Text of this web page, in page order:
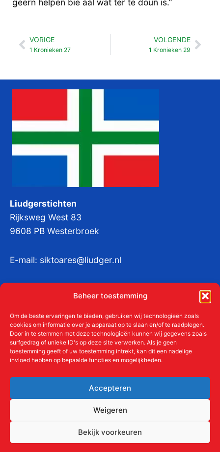
Beheer toestemming
Om de beste ervaringen te bieden, gebruiken wij technologieën zoals
cookies om informatie over je apparaat op te slaan en/of te raadplegen.
Door in te stemmen met deze technologieën kunnen wij gegevens zoals
surfgedrag of unieke ID's op deze site verwerken. Als je geen
toestemming geeft of uw toestemming intrekt, kan dit een nadelige
invloed hebben op bepaalde functies en mogelijkheden.
Accepteren
Weigeren
Bekijk voorkeuren
Vorige
VORIGE
1 Kronieken 27
VOLGENDE
1 Kronieken 29
Liudgerstichten
Rijksweg West 83
9608 PB Westerbroek
E-mail: siktoares@liudger.nl
KvKnr:41011712
Meer over de Liudgerstichten
Aanmelden als donateur
ANBI
Contact